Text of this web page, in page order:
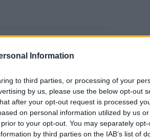
Information
to third parties, or processing of your
by us, please use the below opt-out
after your opt-out request is processed
on personal information utilized by us
to your opt-out. You may separately
by third parties on the IAB’s list of
κράτησε 10
Li" ως η εμβληματική
and the Beast" ως η
έως το 2016, αλλά